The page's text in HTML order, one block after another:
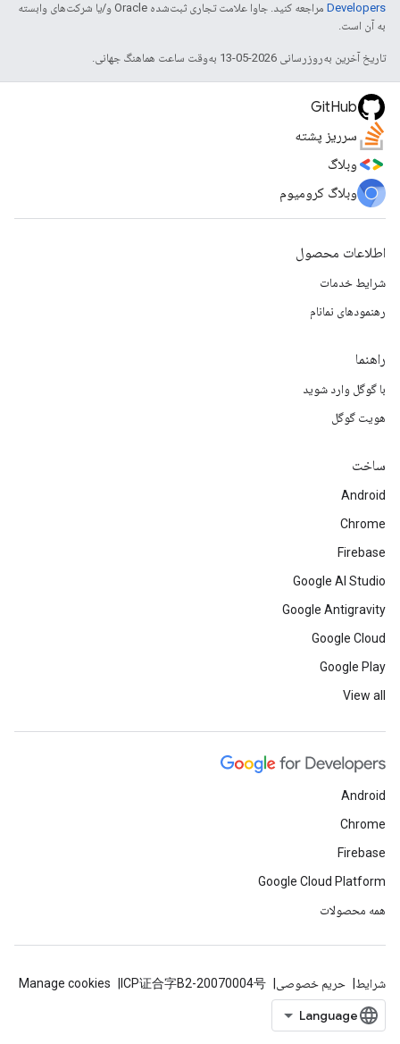
Developers‏
مراجعه کنید. جاوا علامت تجاری ثبت‌شده Oracle و/یا شرکت‌های وابسته
به آن است.
تاریخ آخرین به‌روزرسانی 2026-05-13 به‌وقت ساعت هماهنگ جهانی.
GitHub
سرریز پشته
وبلاگ
وبلاگ کرومیوم
اطلاعات محصول
شرایط خدمات
رهنمودهای نمانام
راهنما
با گوگل وارد شوید
هویت گوگل
ساخت
Android
Chrome
Firebase
Google AI Studio
Google Antigravity
Google Cloud
Google Play
View all
Android
Chrome
Firebase
Google Cloud Platform
همه محصولات
شرایط حریم خصوصی ICP证合字B2-20070004号
Manage cookies